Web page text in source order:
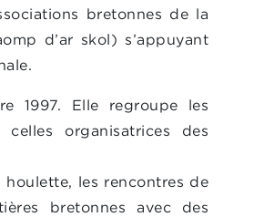
bretonnes de la
d’ar skol) s’appuyant
1997. Elle regroupe les
organisatrices des
houlette, les rencontres de
bretonnes avec des